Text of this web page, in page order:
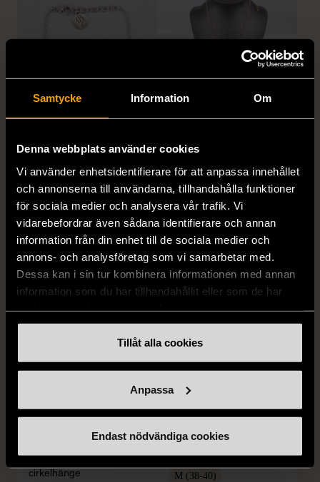
Samtycke Information Om
Denna webbplats använder cookies
Vi använder enhetsidentifierare för att anpassa innehållet
och annonserna till användarna, tillhandahålla funktioner
för sociala medier och analysera vår trafik. Vi
vidarebefordrar även sådana identifierare och annan
information från din enhet till de sociala medier och
annons- och analysföretag som vi samarbetar med.
Dessa kan i sin tur kombinera informationen med annan
information som du har tillhandahållit eller som de har
Tillåt alla cookies
Anpassa
Endast nödvändiga cookies
1/5
Edblad - Glow - Armband
Mycket gott skick
129 kr
1/5
Dyrberg/Kern - Delise -
Halsband med
blomformat hänge
Mycket gott skick
249 kr
SNÖ of Sweden -
Halsband med
cirkelhänge
Rodebjer - Mönstrad topp
med knappdetalj
M (38-40)